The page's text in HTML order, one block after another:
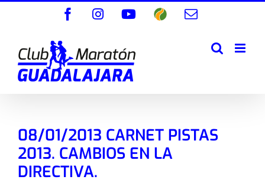
FacebookInstagramYouTube
WikilocCorreo
08/01/2013 CARNET PISTAS
2013. CAMBIOS EN LA
DIRECTIVA.